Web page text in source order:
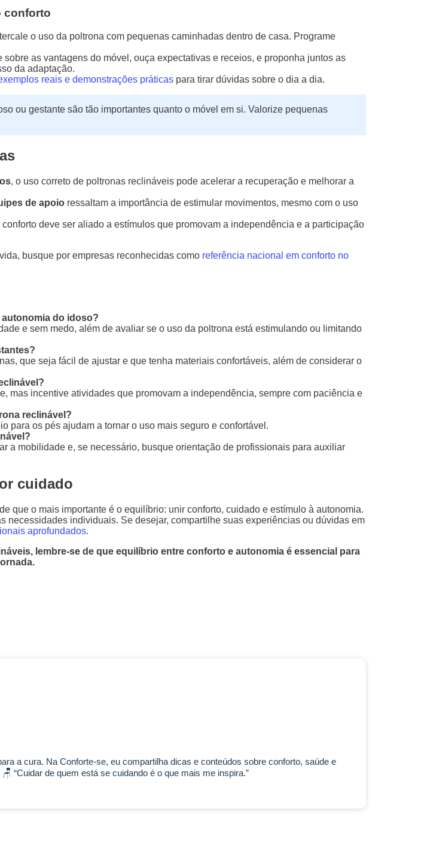
conforto
o uso da poltrona com pequenas caminhadas dentro de casa. Programe
sobre as vantagens do móvel, ouça expectativas e receios, e proponha juntos as
da adaptação.
reais e demonstrações práticas para tirar dúvidas sobre o dia a dia.
ou gestante são tão importantes quanto o móvel em si. Valorize pequenas
, o uso correto de poltronas reclináveis pode acelerar a recuperação e melhorar a
de apoio ressaltam a importância de estimular movimentos, mesmo com o uso
deve ser aliado a estímulos que promovam a independência e a participação
busque por empresas reconhecidas como referência nacional em conforto no
do idoso?
e sem medo, além de avaliar se o uso da poltrona está estimulando ou limitando
que seja fácil de ajustar e que tenha materiais confortáveis, além de considerar o
mas incentive atividades que promovam a independência, sempre com paciência e
reclinável?
para os pés ajudam a tornar o uso mais seguro e confortável.
a mobilidade e, se necessário, busque orientação de profissionais para auxiliar
cuidado
que o mais importante é o equilíbrio: unir conforto, cuidado e estímulo à autonomia.
necessidades individuais. Se desejar, compartilhe suas experiências ou dúvidas em
aprofundados.
lembre-se de que equilíbrio entre conforto e autonomia é essencial para
a cura. Na Conforte-se, eu compartilha dicas e conteúdos sobre conforto, saúde e
“Cuidar de quem está se cuidando é o que mais me inspira.”